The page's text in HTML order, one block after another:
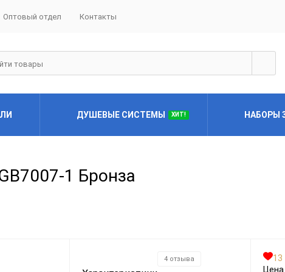
Оптовый отдел Контакты
ДУШЕВЫЕ СИСТЕМЫ ХИТ! НАБОРЫ
1 Бронза
4 отзыва
13
Цена